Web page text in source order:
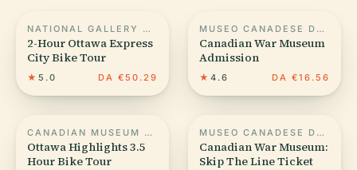
NATIONAL GALLERY OF CANADA
2-Hour Ottawa Express
City Bike Tour
★ 5.0 DA €50.29
MUSEO CANADESE DELLA GUERRA
Canadian War Museum
Admission
★ 4.6 DA €16.56
CANADIAN MUSEUM OF HISTORY
Ottawa Highlights 3.5
Hour Bike Tour
MUSEO CANADESE DELLA GUERRA
Canadian War Museum:
Skip The Line Ticket